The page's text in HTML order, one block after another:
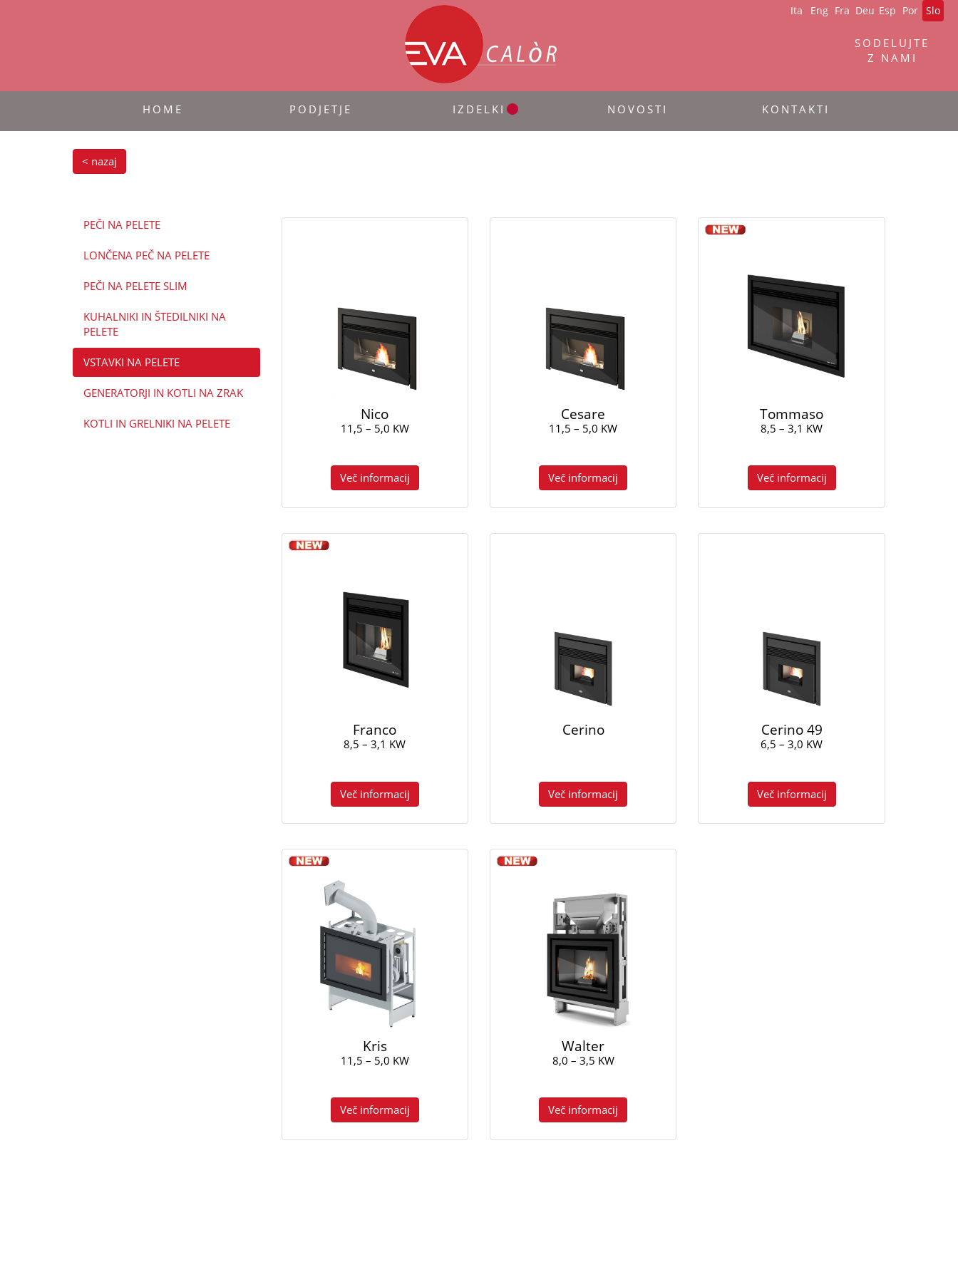
Ita Eng Fra Deu Esp Por Slo
SODELUJTE
Z NAMI
HOME PODJETJE IZDELKI NOVOSTI KONTAKTI
< nazaj
PEČI NA PELETE
LONČENA PEČ NA PELETE
PEČI NA PELETE SLIM
KUHALNIKI IN ŠTEDILNIKI NA
PELETE
VSTAVKI NA PELETE
GENERATORJI IN KOTLI NA ZRAK
KOTLI IN GRELNIKI NA PELETE Nico
11,5 – 5,0 KW
Več informacij
Cesare
11,5 – 5,0 KW
Več informacij
Tommaso
8,5 – 3,1 KW
Več informacij
Franco
8,5 – 3,1 KW
Več informacij
Cerino
Več informacij
Cerino 49
6,5 – 3,0 KW
Več informacij
Kris
11,5 – 5,0 KW
Več informacij
Walter
8,0 – 3,5 KW
Več informacij